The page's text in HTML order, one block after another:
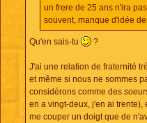
un frere de 25 ans n'ira
souvent, manque d'idée
Qu'en sais-tu ?
J'ai une relation de fraternité
et même si nous ne sommes
considérons comme des
en a vingt-deux, j'en ai
me couper un doigt que de